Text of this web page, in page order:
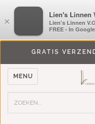
GRATIS
MENU
×
Lien's Linnen
FREE - In
×
Lien's Linnen
Lien's Linnen
FREE - In